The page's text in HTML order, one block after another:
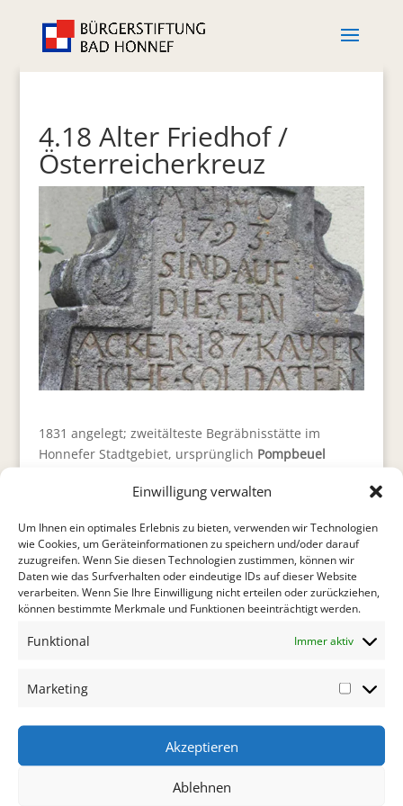
Einwilligung verwalten
Um Ihnen ein optimales Erlebnis zu bieten, verwenden wir Technologien
wie Cookies, um Geräteinformationen zu speichern und/oder darauf
zuzugreifen. Wenn Sie diesen Technologien zustimmen, können wir
Daten wie das Surfverhalten oder eindeutige IDs auf dieser Website
verarbeiten. Wenn Sie Ihre Einwilligung nicht erteilen oder zurückziehen,
können bestimmte Merkmale und Funktionen beeinträchtigt werden.
Funktional Immer aktiv
Marketing
Akzeptieren
Ablehnen
4.18 Alter Friedhof /
Österreicherkreuz
1831 angelegt; zweitälteste Begräbnisstätte im
Honnefer Stadtgebiet, ursprünglich Pompbeuel
liegt). Angaben zu den zahlreichen
Persönlichkeiten finden sich auf einer Tafel am
Eingang Am Wolfshof. – Hervorzuheben ist mit dem
in der Nordostecke des Friedhofs gelegenen
Mausoleumdie im byzantinischen Stil errichtete
Grabstätte der Familie Roeder von 1888/89, die an
den Schauspieler und Theaterdirektor Ferdinand
Tochter, die Sängerin Mila Roeder (1849 – 1888),
erinnert. – Das Am Wolfshof gegenüberliegende
barockeÖsterreicherkreuzumgibt ein
schmiedeeisernes Abschlußgitter aus dem Jahre 1895
mit dem kaiserlichen Doppeladler mit Krone. Die
„Anno 1793 sind auf diesem Acker 187